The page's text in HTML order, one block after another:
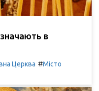
в
Церква #Місто